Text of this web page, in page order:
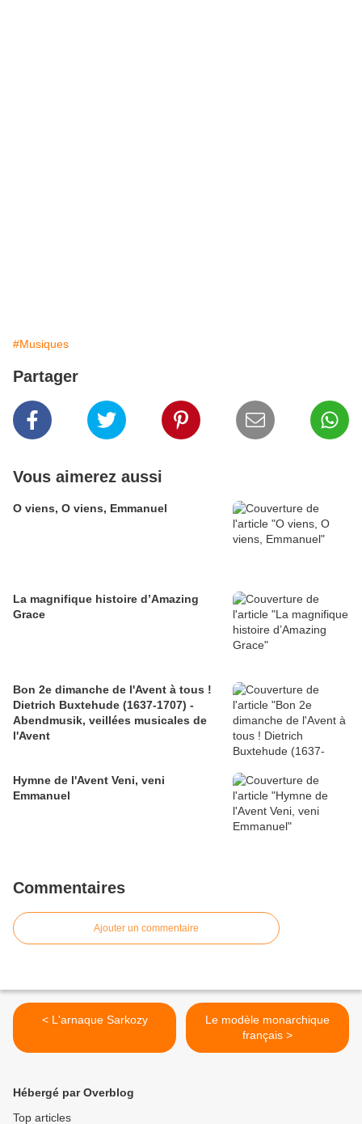
#Musiques
Partager
Vous aimerez aussi
O viens, O viens, Emmanuel
La magnifique histoire d’Amazing
Grace
Bon 2e dimanche de l'Avent à tous !
Dietrich Buxtehude (1637-1707) -
Abendmusik, veillées musicales de
l'Avent
Hymne de l'Avent Veni, veni
Emmanuel
Commentaires
Ajouter un commentaire
< L'arnaque Sarkozy
Le modèle monarchique
français >
Hébergé par Overblog
Top articles